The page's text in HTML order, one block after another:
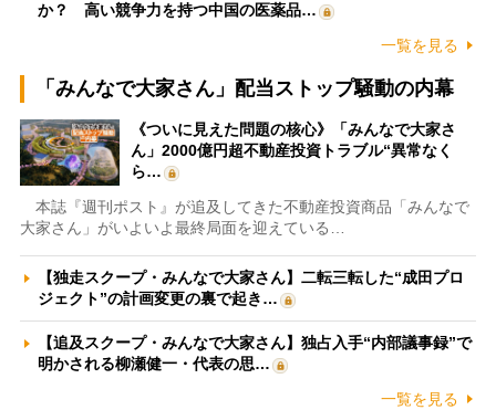
か？ 高い競争力を持つ中国の医薬品…
一覧を見る
「みんなで大家さん」配当ストップ騒動の内幕
《ついに見えた問題の核心》「みんなで大家さ
ん」2000億円超不動産投資トラブル“異常なく
ら…
本誌『週刊ポスト』が追及してきた不動産投資商品「みんなで
大家さん」がいよいよ最終局面を迎えている…
【独走スクープ・みんなで大家さん】二転三転した“成田プロ
ジェクト”の計画変更の裏で起き…
【追及スクープ・みんなで大家さん】独占入手“内部議事録”で
明かされる柳瀬健一・代表の思…
一覧を見る